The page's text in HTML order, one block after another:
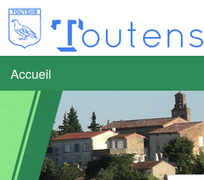
Toutens
Accueil